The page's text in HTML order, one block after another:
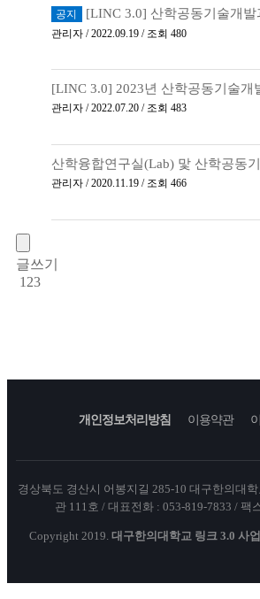
공지 [LINC 3.0] 산학공동기술개발
관리자 / 2022.09.19 / 조회 480
관리자 / 2022.07.20 / 조회 483
관리자 / 2020.11.19 / 조회 466
글쓰기
1 23
개인정보처리방침 이용약관
경상북도 경산시 어봉지길 285-10 대구한의대
관 111호 / 대표전화 : 053-819-7833 / 팩
Copyright 2019. 대구한의대학교 링크 3.0 사